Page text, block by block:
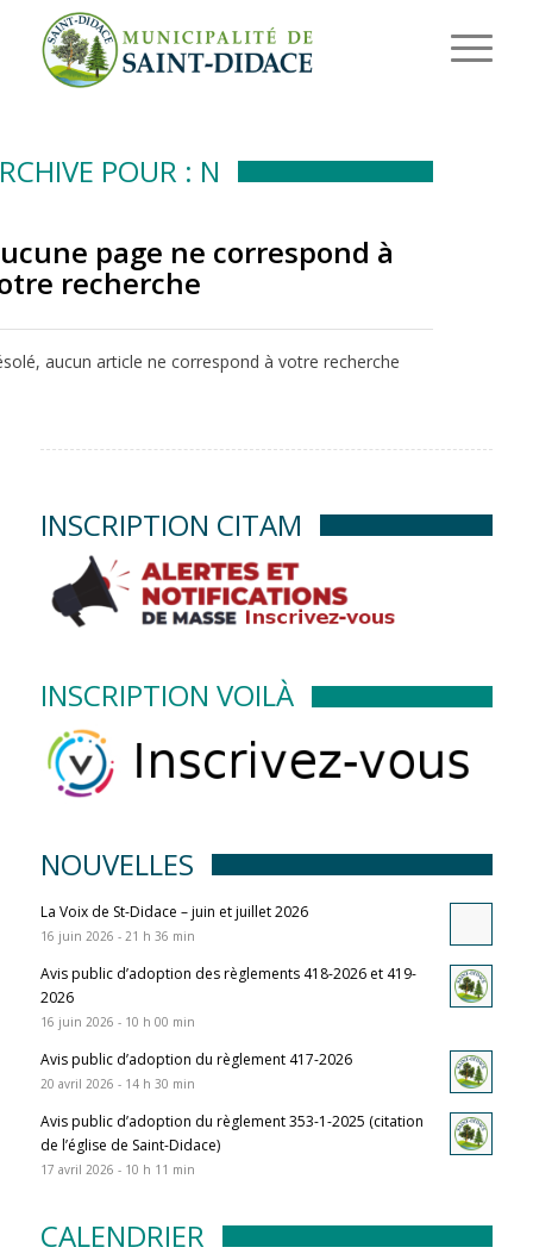
POUR : N
page ne correspond à
recherche
aucun article ne correspond à votre recherche
INSCRIPTION CITAM
INSCRIPTION VOILÀ
NOUVELLES
La Voix de St-Didace – juin et juillet 2026
16 juin 2026 - 21 h 36 min
Avis public d’adoption des règlements 418-2026 et 419-
2026
16 juin 2026 - 10 h 00 min
Avis public d’adoption du règlement 417-2026
20 avril 2026 - 14 h 30 min
Avis public d’adoption du règlement 353-1-2025 (citation
de l’église de Saint-Didace)
17 avril 2026 - 10 h 11 min
CALENDRIER